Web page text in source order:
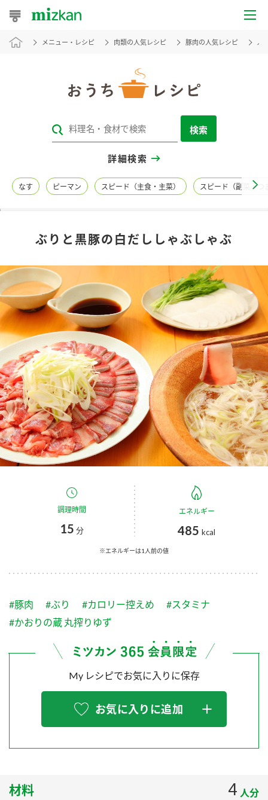
おうちレシピ
レシピカテゴリ一覧
レシピ名特集
商品情報
商品カテゴリ
酢
お酢ドリンク ぽん酢
みりん風・料理酒 鍋用調味料
つゆ たれ
スープ 中華
ふりかけ おすしの素
炊き込みご飯の素 米飯用調味液
Fibee
新商品一覧
キャンペーン情報
ブランド・スペシャルサイト
ブランド・スペシャルサイト トップ
商品ブランドサイト
Fibee（ファイビー）
くらしプラ酢
お酢ドリンク
つゆ
納豆のサイト
三ツ判山吹
スペシャルサイト
お酢を知ろう！
すしラボ
納豆の豆知識
企業情報
国内事業概要
企業理念
ミツカンの歴史
ミツカンを知る
環境への取り組み
MIM（ミツカンミュージアム）
お客様相談センター
お客様の声をいかしました
販売終了製品のご案内
よくあるご質問
メニュー・レシピ 肉類の人気レシピ 豚肉の人気レシピ ぶ
検索
詳細検索
なす ピーマン スピード（主食・主菜） スピード（副菜・つ
ぶりと黒豚の白だししゃぶしゃぶ
調理時間
15 分
エネルギー
485 kcal
※エネルギーは1人前の値
#豚肉 #ぶり #カロリー控えめ
#スタミナ
#かおりの蔵 丸搾りゆず
My レシピでお気に入りに保存
お気に入りに追加
材料 4 人分